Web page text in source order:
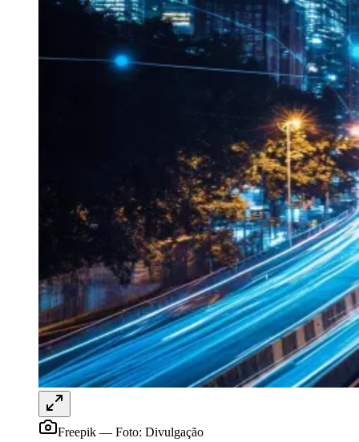
Freepik
Em meio ao aumento de eventos extremos,